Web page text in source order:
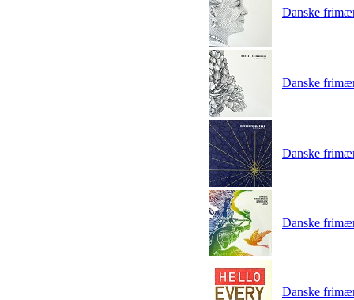
Danske
Danske
Danske
Danske
Danske